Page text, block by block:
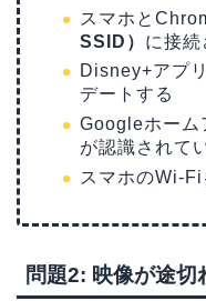
スマホと
SSID） に接続
Disney+アプ
デートする
Googleホーム
が認識されて
スマホのWi-
問題2: 映像が途